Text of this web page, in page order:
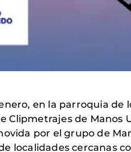
en la parroquia
Clipmetrajes de Manos
por el grupo de
localidades cercanas